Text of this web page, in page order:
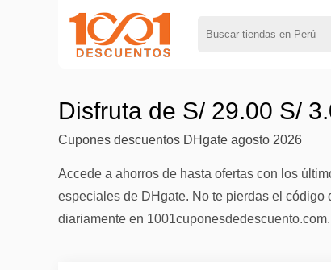
Disfruta de S/ 29.00 S/
Cupones descuentos DHgate agosto 2026
Accede a ahorros de hasta ofertas con los
especiales de DHgate. No te pierdas el
diariamente en